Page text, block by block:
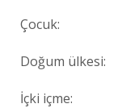
Çocuk:
Doğum ülkesi:
İçki içme: